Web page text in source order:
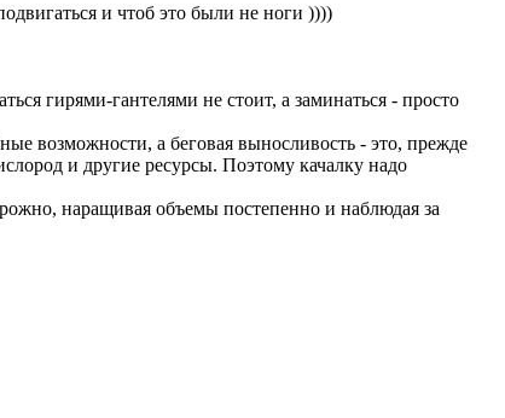
и чтоб это были не ноги ))))
гирями-гантелями не стоит, а заминаться - просто
возможности, а беговая выносливость - это, прежде
и другие ресурсы. Поэтому качалку надо
наращивая объемы постепенно и наблюдая за